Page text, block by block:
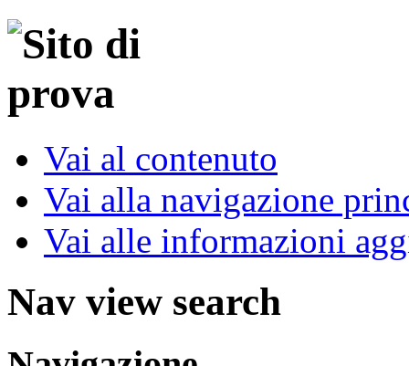
Vai al contenuto
Vai alla navigazione
Vai alle informazioni
Nav view search